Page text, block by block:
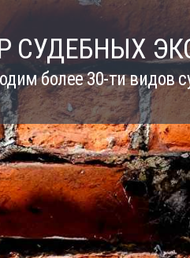
СУДЕБНЫХ
более 30-ти видов